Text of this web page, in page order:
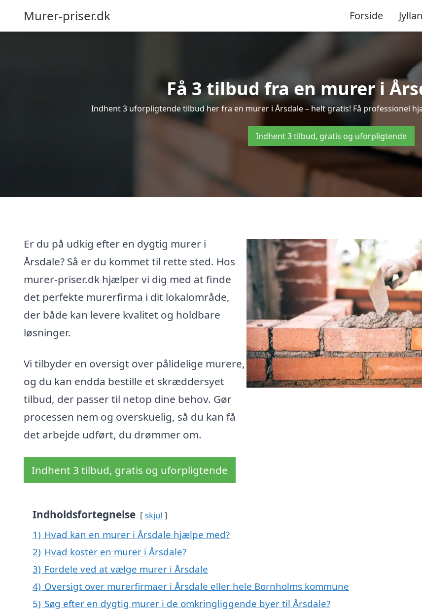
Murer-priser.dk Forside
Få 3 tilbud fra en murer i
Indhent 3 uforpligtende tilbud her fra en murer i Årsdale – helt gratis! Få professionel
Indhent 3 tilbud, gratis og uforpligtende
Er du på udkig efter en dygtig murer i
Årsdale? Så er du kommet til rette sted. Hos
murer-priser.dk hjælper vi dig med at finde
det perfekte murerfirma i dit lokalområde,
der både kan levere kvalitet og holdbare
løsninger.
Vi tilbyder en oversigt over pålidelige murere,
og du kan endda bestille et skræddersyet
tilbud, der passer til netop dine behov. Gør
processen nem og overskuelig, så du kan få
det arbejde udført, du drømmer om.
Indhent 3 tilbud, gratis og uforpligtende
Indholdsfortegnelse skjul
1) Hvad kan en murer i Årsdale hjælpe med?
2) Hvad koster en murer i Årsdale?
3) Fordele ved at vælge murer i Årsdale
4) Oversigt over murerfirmaer i Årsdale eller hele Bornholms kommune
5) Søg efter en dygtig murer i de omkringliggende byer til Årsdale?